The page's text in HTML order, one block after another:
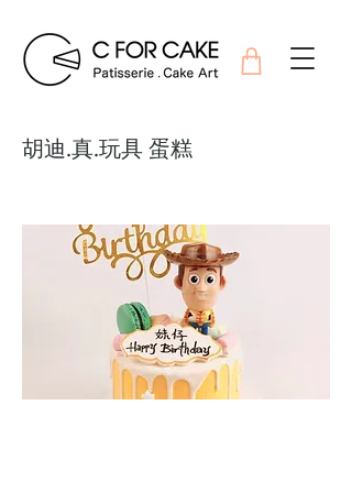
胡迪.真.玩具 蛋糕